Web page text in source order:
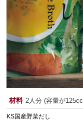
材料 2人分 (容量が
KS国産野菜だし